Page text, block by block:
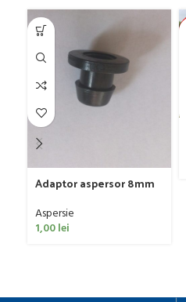
Adaptor aspersor 8mm
Aspersie
1,00lei